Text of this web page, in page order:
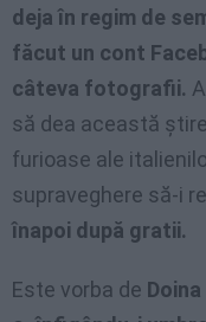
deja în regim de
făcut un cont
câteva fotografii.
să dea această
furioase ale
supraveghere să-i
înapoi după gratii.
Este vorba de